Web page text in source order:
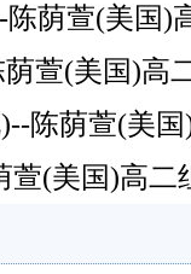
荫萱(美国)
萱(美国)高
陈荫萱(美
萱(美国)高二